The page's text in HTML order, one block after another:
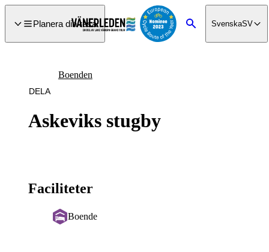
till
Planera din resa
Sök SvenskaSV
Askeviks stugby
Boenden
DELA
Faciliteter
Boende